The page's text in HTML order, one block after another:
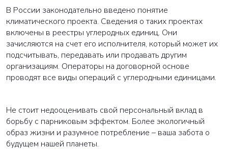
В России законодательно введено понятие
климатического проекта. Сведения о таких проектах
включены в реестры углеродных единиц. Они
зачисляются на счет его исполнителя, который может их
подсчитывать, передавать или продавать другим
организациям. Операторы на договорной основе
проводят все виды операций с углеродными единицами.
Не стоит недооценивать свой персональный вклад в
борьбу с парниковым эффектом. Более экологичный
образ жизни и разумное потребление – ваша забота о
будущем нашей планеты.